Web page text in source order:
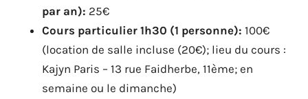
par an): 25€
Cours particulier 1h30 (1 personne): 100€
(location de salle incluse (20€); lieu du cours :
Kajyn Paris – 13 rue Faidherbe, 11ème; en
semaine ou le dimanche)